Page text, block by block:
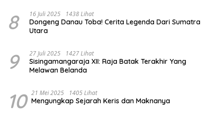
8 16 Juli 2025 1438 Lihat
Dongeng Danau Toba! Cerita Legenda Dari Sumatra
Utara
9 27 Juli 2025 1427 Lihat
Sisingamangaraja XII: Raja Batak Terakhir Yang
Melawan Belanda
10 21 Mei 2025 1405 Lihat
Mengungkap Sejarah Keris dan Maknanya